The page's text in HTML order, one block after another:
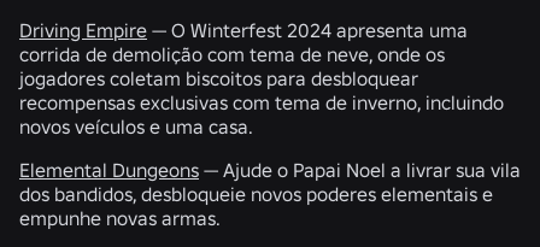
Driving Empire — O Winterfest 2024 apresenta uma
corrida de demolição com tema de neve, onde os
jogadores coletam biscoitos para desbloquear
recompensas exclusivas com tema de inverno, incluindo
novos veículos e uma casa.
Elemental Dungeons — Ajude o Papai Noel a livrar sua vila
dos bandidos, desbloqueie novos poderes elementais e
empunhe novas armas.